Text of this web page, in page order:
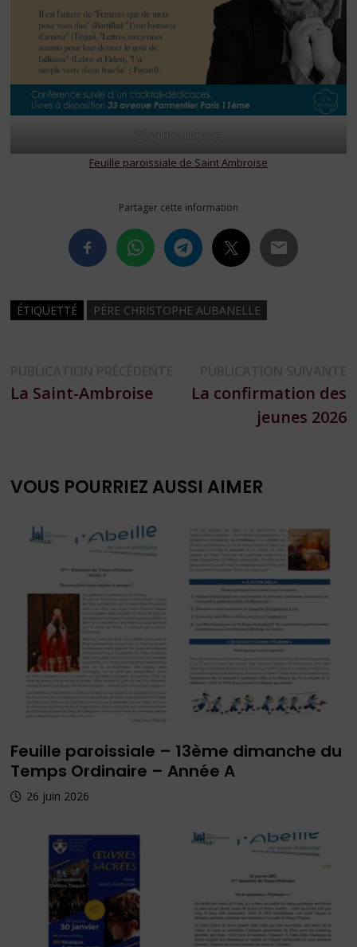
© Saint Ambroise
Feuille paroissiale de Saint Ambroise
Partager cette information
ÉTIQUETTÉ PÈRE CHRISTOPHE AUBANELLE
de
précédente :
La Saint-Ambroise
La confirmation des
jeunes 2026
VOUS POURRIEZ AUSSI AIMER
Feuille paroissiale – 13ème dimanche du
Temps Ordinaire – Année A
26 juin 2026